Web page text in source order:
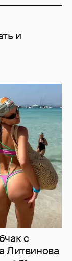
и
с
Литвинова